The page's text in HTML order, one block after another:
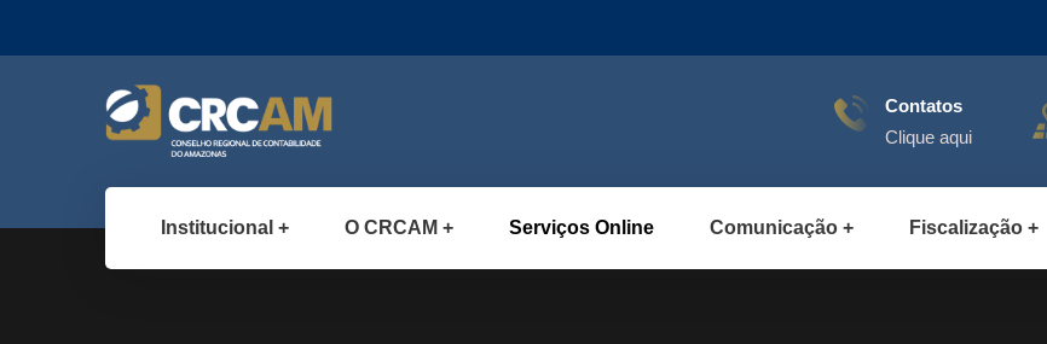
Contatos
Clique aqui
Institucional O CRCAM Serviços Online Comunicação Fiscalização